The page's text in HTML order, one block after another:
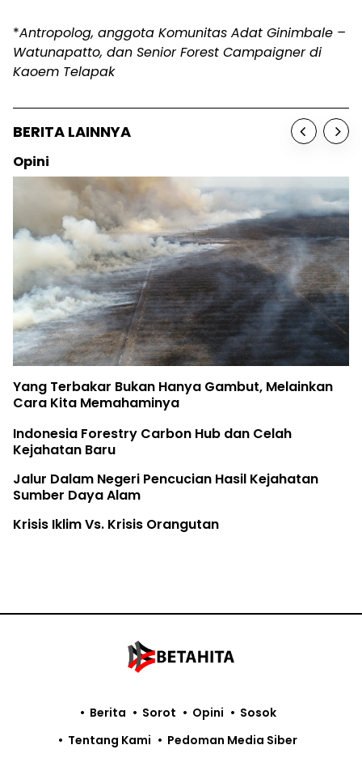
*Antropolog, anggota Komunitas Adat Ginimbale –
Watunapatto, dan Senior Forest Campaigner di
Kaoem Telapak
BERITA LAINNYA
Opini
Yang Terbakar Bukan Hanya Gambut, Melainkan
Cara Kita Memahaminya
Indonesia Forestry Carbon Hub dan Celah
Kejahatan Baru
Jalur Dalam Negeri Pencucian Hasil Kejahatan
Sumber Daya Alam
Krisis Iklim Vs. Krisis Orangutan
Berita Sorot Opini
Sosok
Tentang Kami
Pedoman Media Siber